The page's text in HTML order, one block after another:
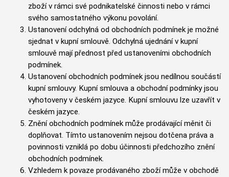
zboží v rámci své podnikatelské činnosti nebo v rámci
svého samostatného výkonu povolání.
Ustanovení odchylná od obchodních podmínek je možné
sjednat v kupní smlouvě. Odchylná ujednání v kupní
smlouvě mají přednost před ustanoveními obchodních
podmínek.
Ustanovení obchodních podmínek jsou nedílnou součástí
kupní smlouvy. Kupní smlouva a obchodní podmínky jsou
vyhotoveny v českém jazyce. Kupní smlouvu lze uzavřít v
českém jazyce.
Znění obchodních podmínek může prodávající měnit či
doplňovat. Tímto ustanovením nejsou dotčena práva a
povinnosti vzniklá po dobu účinnosti předchozího znění
obchodních podmínek.
Vzhledem k povaze prodávaného zboží může v obchodě